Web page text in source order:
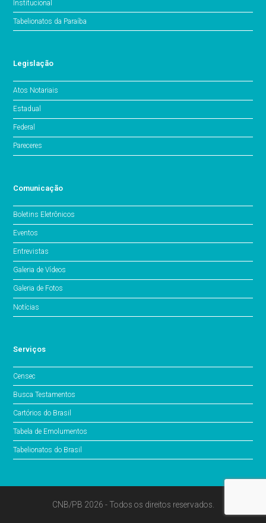
Institucional
Tabelionatos da Paraíba
Legislação
Atos Notariais
Estadual
Federal
Pareceres
Comunicação
Boletins Eletrônicos
Eventos
Entrevistas
Galeria de Vídeos
Galeria de Fotos
Notícias
Serviços
Censec
Busca Testamentos
Cartórios do Brasil
Tabela de Emolumentos
Tabelionatos do Brasil
CNB/PB 2026 - Todos os direitos reservados.